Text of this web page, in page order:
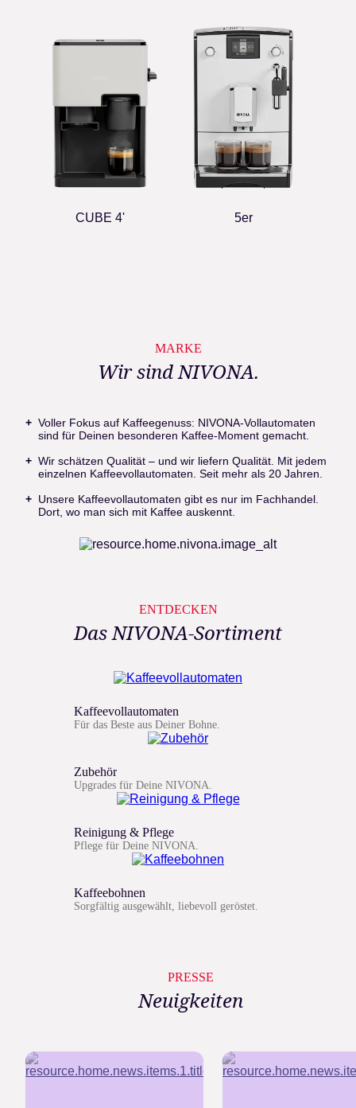
CUBE 4' 5er
MARKE
Wir sind NIVONA.
Voller Fokus auf Kaffeegenuss: NIVONA-Vollautomaten
sind für Deinen besonderen Kaffee-Moment gemacht.
Wir schätzen Qualität – und wir liefern Qualität. Mit jedem
einzelnen Kaffeevollautomaten. Seit mehr als 20 Jahren.
Unsere Kaffeevollautomaten gibt es nur im Fachhandel.
Dort, wo man sich mit Kaffee auskennt.
ENTDECKEN
Das NIVONA-Sortiment
Kaffeevollautomaten
Für das Beste aus Deiner Bohne.
Zubehör
Upgrades für Deine NIVONA.
Reinigung & Pflege
Pflege für Deine NIVONA.
Kaffeebohnen
Sorgfältig ausgewählt, liebevoll geröstet.
PRESSE
Neuigkeiten